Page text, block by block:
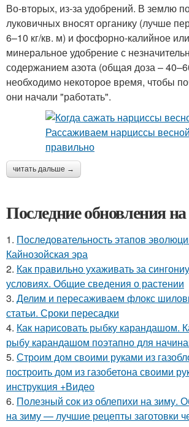
Во-вторых, из-за удобрений. В землю
луковичных вносят органику (лучше
6–10 кг/кв. м) и фосфорно-калийное
минеральное удобрение с
содержанием азота (общая доза –
необходимо некоторое время, чтобы
они начали "работать".
читать дальше →
Последние обновления на
1. Последовательность этапов
Кайнозойская эра
2. Как правильно ухаживать за
условиях. Общие сведения о растении
3. Делим и пересаживаем флокс
статьи. Сроки пересадки
4. Как нарисовать рыбку карандашом.
рыбу карандашом поэтапно для
5. Строим дом своими руками из
построить дом из газобетона своими
инструкция +Видео
6. Полезный сок из облепихи на зиму.
на зиму — лучшие рецепты заготовки